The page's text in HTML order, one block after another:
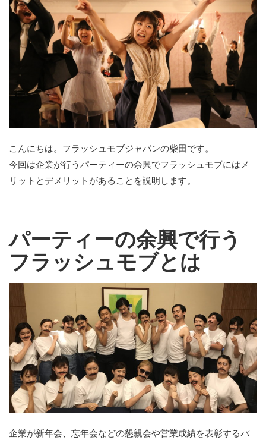
こんにちは。フラッシュモブジャパンの柴田です。
今回は企業が行うパーティーの余興でフラッシュモブにはメ
リットとデメリットがあることを説明します。
パーティーの余興で行う
フラッシュモブとは
企業が新年会、忘年会などの懇親会や営業成績を表彰するパ